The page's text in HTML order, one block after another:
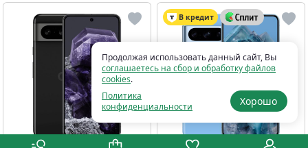
В кредит
Продолжая использовать данный сайт, Вы
соглашаетесь на сбор и обработку файлов
cookies.
Политика
конфиденциальности
Хорошо